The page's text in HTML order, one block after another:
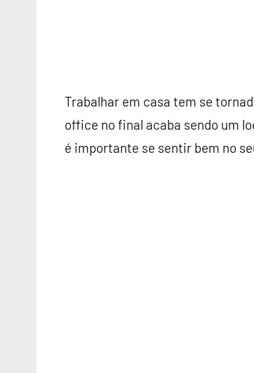
Trabalhar em casa tem se
office no final acaba sendo um
é importante se sentir bem no